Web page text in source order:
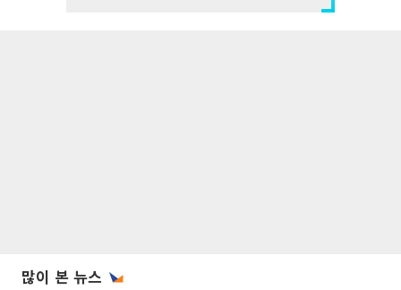
많이 본 뉴스